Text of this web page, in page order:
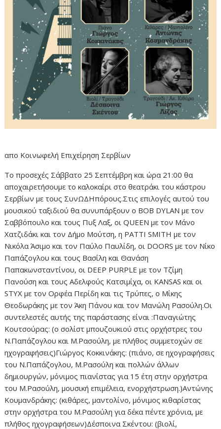
απο Κοινωφελή Επιχείρηση Σερβίων
Το προσεχές Σάββατο 25 Σεπτέμβρη και ώρα 21:00 θα
αποχαιρετήσουμε το καλοκαίρι στο θεατράκι του κάστρου
Σερβίων με τους ΣυνΩΔΗπόρους.Στις επιλογές αυτού του
μουσικού ταξιδιού θα συνυπάρξουν ο BOB DYLAN με τον
Σαββόπουλο και τους Πυξ Λαξ, οι QUEEN με τον Μάνο
Χατζιδάκι και τον Δήμο Μούτση, η PATTI SMITH με τον
Νικόλα Άσιμο και τον Παύλο Παυλίδη, οι DOORS με τον Νίκο
Παπάζογλου και τους Βασίλη και Θανάση
Παπακωνσταντίνου, οι DEEP PURPLE με τον Τζίμη
Πανούση και τους Αδελφούς Κατσιμίχα, οι KANSAS και οι
STYX με τον Ορφέα Περίδη και τις Τρύπες, ο Μίκης
Θεοδωράκης με τον Άκη Πάνου και τον Μανώλη Ρασούλη.Οι
συντελεστές αυτής της παράστασης είναι :Παναγιώτης
Κουτσούρας: (ο σολίστ μπουζουκιού στις ορχήστρες του
Ν.Παπάζογλου και Μ.Ρασούλη, με πλήθος συμμετοχών σε
ηχογραφήσεις)Γιώργος Κοκκινάκης: (πιάνο, σε ηχογραφήσεις
του Ν.Παπάζογλου, Μ.Ρασούλη και πολλών άλλων
δημιουργών, μόνιμος πιανίστας για 15 έτη στην ορχήστρα
του Μ.Ρασούλη, μουσική επιμέλεια, ενορχήστρωση.)Αντώνης
Κουμανδράκης: (κιθάρες, μαντολίνο, μόνιμος κιθαρίστας
στην ορχήστρα του Μ.Ρασούλη για δέκα πέντε χρόνια, με
πλήθος ηχογραφήσεων)Δέσποινα Σκέντου: (βιολί,